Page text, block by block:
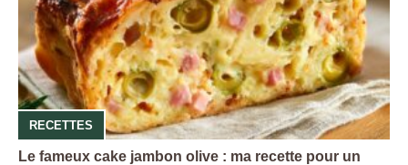
RECETTES
Le fameux cake jambon olive : ma recette pour un